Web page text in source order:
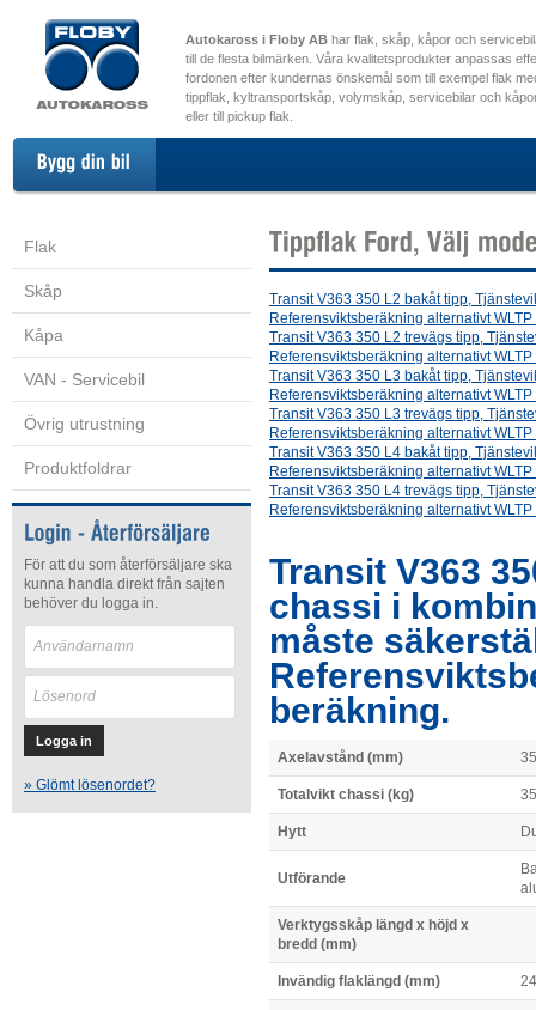
Autokaross i Floby AB har flak, skåp, kåpor och
till de flesta bilmärken. Våra kvalitetsprodukter anpassas
fordonen efter kundernas önskemål som till exempel flak
tippflak, kyltransportskåp, volymskåp, servicebilar och
eller till pickup flak.
Flak
Skåp
Kåpa
VAN - Servicebil
Övrig utrustning
Produktfoldrar
För att du som återförsäljare ska
kunna handla direkt från sajten
behöver du logga in.
» Glömt lösenordet?
Transit V363 350 L2 bakåt tipp,
Referensviktsberäkning alternativt
Transit V363 350 L2 trevägs tipp,
Referensviktsberäkning alternativt
Transit V363 350 L3 bakåt tipp,
Referensviktsberäkning alternativt
Transit V363 350 L3 trevägs tipp,
Referensviktsberäkning alternativt
Transit V363 350 L4 bakåt tipp,
Referensviktsberäkning alternativt
Transit V363 350 L4 trevägs tipp,
Referensviktsberäkning alternativt
Transit V363
chassi i
måste
beräkning.
Axelavstånd (mm)
Totalvikt chassi (kg)
Hytt
Utförande
Verktygsskåp längd x höjd x
bredd (mm)
Invändig flaklängd (mm)